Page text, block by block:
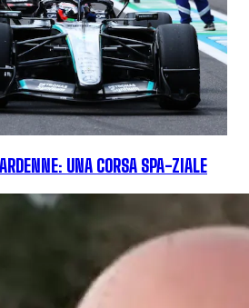
UNA CORSA SPA-ZIALE